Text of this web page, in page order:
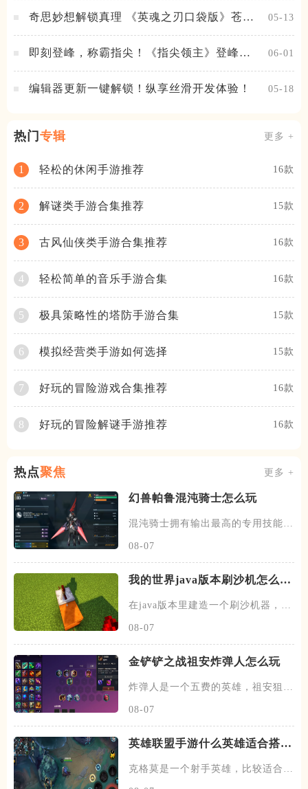
奇思妙想解锁真理 《英魂之刃口袋版》苍天
05-13
即刻登峰，称霸指尖！《指尖领主》登峰测
06-01
编辑器更新一键解锁！纵享丝滑开发体验！ 05-18
热门 专辑 更多 +
1 轻松的休闲手游推荐 16款
2 解谜类手游合集推荐 15款
3 古风仙侠类手游合集推荐 16款
4 轻松简单的音乐手游合集 16款
5 极具策略性的塔防手游合集 15款
6 模拟经营类手游如何选择 15款
7 好玩的冒险游戏合集推荐 16款
8 好玩的冒险解谜手游推荐 16款
热点聚焦 更多 +
幻兽帕鲁混沌骑士怎么玩
混沌骑士拥有输出最高的专用技能双
08-07
我的世界java版本刷沙机怎么建
在java版本里建造一个刷沙机器，首
08-07
金铲铲之战祖安炸弹人怎么玩
炸弹人是一个五费的英雄，祖安狙神
08-07
英雄联盟手游什么英雄适合搭配
克格莫是一个射手英雄，比较适合走